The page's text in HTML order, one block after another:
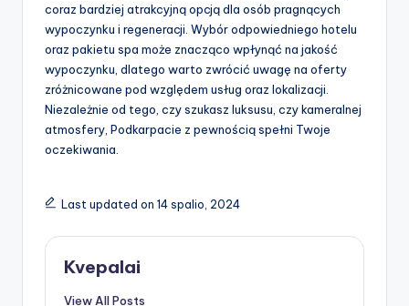
coraz bardziej atrakcyjną opcją dla osób pragnących
wypoczynku i regeneracji. Wybór odpowiedniego hotelu
oraz pakietu spa może znacząco wpłynąć na jakość
wypoczynku, dlatego warto zwrócić uwagę na oferty
zróżnicowane pod względem usług oraz lokalizacji.
Niezależnie od tego, czy szukasz luksusu, czy kameralnej
atmosfery, Podkarpacie z pewnością spełni Twoje
oczekiwania.
Last updated on 14 spalio, 2024
Kvepalai
View All Posts